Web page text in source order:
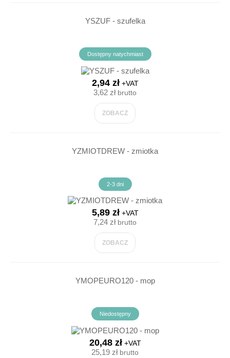
YSZUF - szufelka
Dostępny natychmiast
2,94 zł+VAT
3,62 złbrutto
ZOBACZ
YZMIOTDREW - zmiotka
2-3 dni
5,89 zł+VAT
7,24 złbrutto
ZOBACZ
YMOPEURO120 - mop
Niedostępny
20,48 zł+VAT
25,19 złbrutto